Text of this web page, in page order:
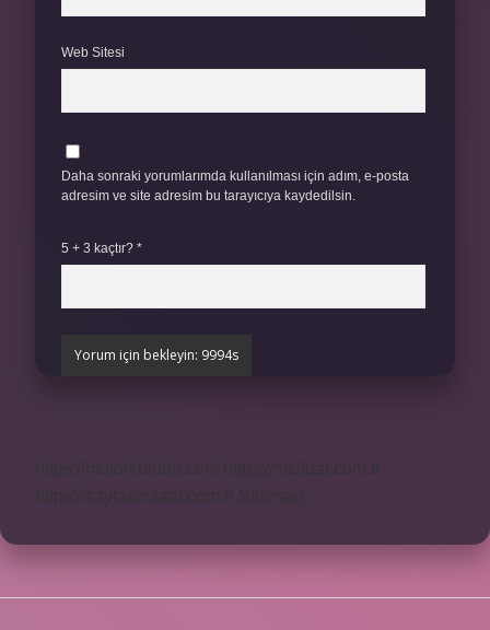
Web Sitesi
Daha sonraki yorumlarımda kullanılması için adım, e-posta
adresim ve site adresim bu tarayıcıya kaydedilsin.
5 + 3 kaçtır? *